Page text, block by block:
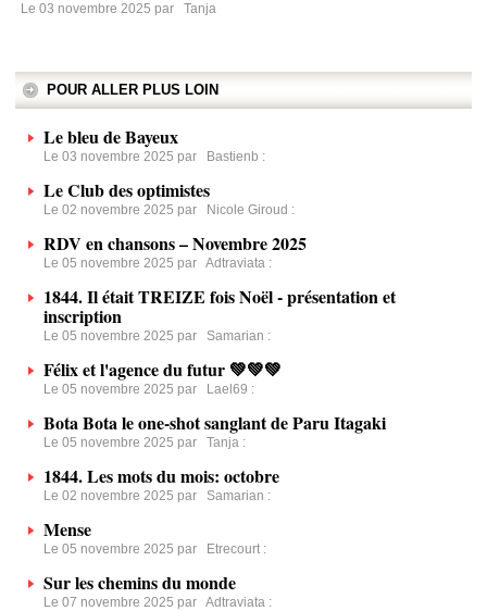
Le 03 novembre 2025 par
Tanja
POUR ALLER PLUS LOIN
Le bleu de Bayeux
Le 03 novembre 2025 par Bastienb :
Le Club des optimistes
Le 02 novembre 2025 par Nicole Giroud :
RDV en chansons – Novembre 2025
Le 05 novembre 2025 par Adtraviata :
1844. Il était TREIZE fois Noël - présentation et
inscription
Le 05 novembre 2025 par Samarian :
Félix et l'agence du futur 💚💚💚
Le 05 novembre 2025 par Lael69 :
Bota Bota le one-shot sanglant de Paru Itagaki
Le 05 novembre 2025 par Tanja :
1844. Les mots du mois: octobre
Le 02 novembre 2025 par Samarian :
Mense
Le 05 novembre 2025 par Etrecourt :
Sur les chemins du monde
Le 07 novembre 2025 par Adtraviata :